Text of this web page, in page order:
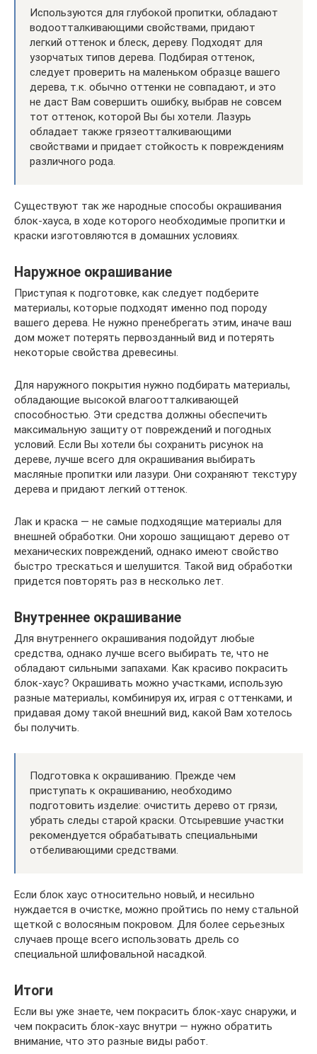
Используются для глубокой пропитки, обладают
водоотталкивающими свойствами, придают
легкий оттенок и блеск, дереву. Подходят для
узорчатых типов дерева. Подбирая оттенок,
следует проверить на маленьком образце вашего
дерева, т.к. обычно оттенки не совпадают, и это
не даст Вам совершить ошибку, выбрав не совсем
тот оттенок, которой Вы бы хотели. Лазурь
обладает также грязеотталкивающими
свойствами и придает стойкость к повреждениям
различного рода.
Существуют так же народные способы окрашивания
блок-хауса, в ходе которого необходимые пропитки и
краски изготовляются в домашних условиях.
Наружное окрашивание
Приступая к подготовке, как следует подберите
материалы, которые подходят именно под породу
вашего дерева. Не нужно пренебрегать этим, иначе ваш
дом может потерять первозданный вид и потерять
некоторые свойства древесины.
Для наружного покрытия нужно подбирать материалы,
обладающие высокой влагоотталкивающей
способностью. Эти средства должны обеспечить
максимальную защиту от повреждений и погодных
условий. Если Вы хотели бы сохранить рисунок на
дереве, лучше всего для окрашивания выбирать
масляные пропитки или лазури. Они сохраняют текстуру
дерева и придают легкий оттенок.
Лак и краска — не самые подходящие материалы для
внешней обработки. Они хорошо защищают дерево от
механических повреждений, однако имеют свойство
быстро трескаться и шелушится. Такой вид обработки
придется повторять раз в несколько лет.
Внутреннее окрашивание
Для внутреннего окрашивания подойдут любые
средства, однако лучше всего выбирать те, что не
обладают сильными запахами. Как красиво покрасить
блок-хаус? Окрашивать можно участками, использую
разные материалы, комбинируя их, играя с оттенками, и
придавая дому такой внешний вид, какой Вам хотелось
бы получить.
Подготовка к окрашиванию. Прежде чем
приступать к окрашиванию, необходимо
подготовить изделие: очистить дерево от грязи,
убрать следы старой краски. Отсыревшие участки
рекомендуется обрабатывать специальными
отбеливающими средствами.
Если блок хаус относительно новый, и несильно
нуждается в очистке, можно пройтись по нему стальной
щеткой с волосяным покровом. Для более серьезных
случаев проще всего использовать дрель со
специальной шлифовальной насадкой.
Итоги
Если вы уже знаете, чем покрасить блок-хаус снаружи, и
чем покрасить блок-хаус внутри — нужно обратить
внимание, что это разные виды работ.